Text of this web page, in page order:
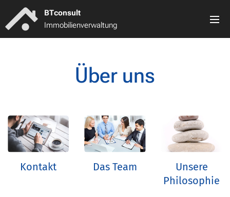
BTconsult
Immobilienverwaltung
Über uns
Kontakt Das Team
Unsere
Philosophie